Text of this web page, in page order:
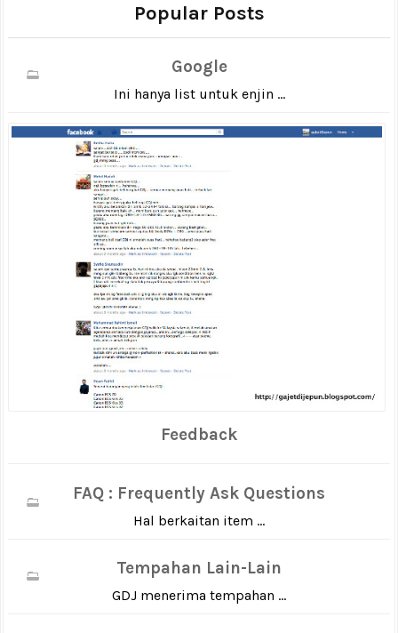
Popular Posts
Google
Ini hanya list untuk enjin ...
Feedback
FAQ : Frequently Ask Questions
Hal berkaitan item ...
Tempahan Lain-Lain
GDJ menerima tempahan ...